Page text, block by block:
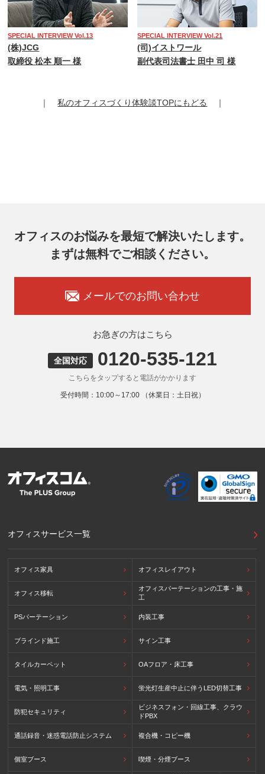
SPECIAL INTERVIEW Vol.13
(株)JCG
取締役 松本 順一 様
SPECIAL INTERVIEW Vol.21
(司)イストワール
副代表司法書士 田中 司 様
｜ 私のオフィスづくり体験談TOPにもどる ｜
オフィスのお悩みを最短で解決いたします。
まずは無料でご相談ください。
メールでのお問い合わせ
お急ぎの方はこちら
全国対応 0120-535-121
こちらをタップすると電話がかかります
受付時間：10:00～17:00 （休業日：土日祝）
オフィスサービス一覧
オフィス家具 オフィスレイアウト
オフィス移転
オフィスパーテーションの工事・施
工
PSパーテーション 内装工事
ブラインド施工 サイン工事
タイルカーペット OAフロア・床工事
電気・照明工事 蛍光灯生産中止に伴うLED切替工事
防犯セキュリティ
ビジネスフォン・回線工事、クラウ
ドPBX
通話録音・迷惑電話防止システム 複合機・コピー機
個室ブース 喫煙・分煙ブース